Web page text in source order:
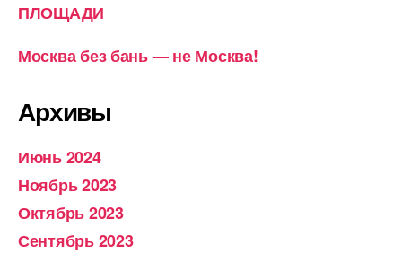
ПЛОЩАДИ
Москва без бань — не Москва!
Архивы
Июнь 2024
Ноябрь 2023
Октябрь 2023
Сентябрь 2023